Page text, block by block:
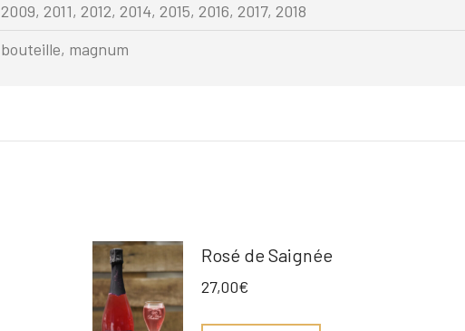
2009, 2011, 2012, 2014, 2015, 2016, 2017, 2018
bouteille, magnum
Rosé de Saignée
27,00€